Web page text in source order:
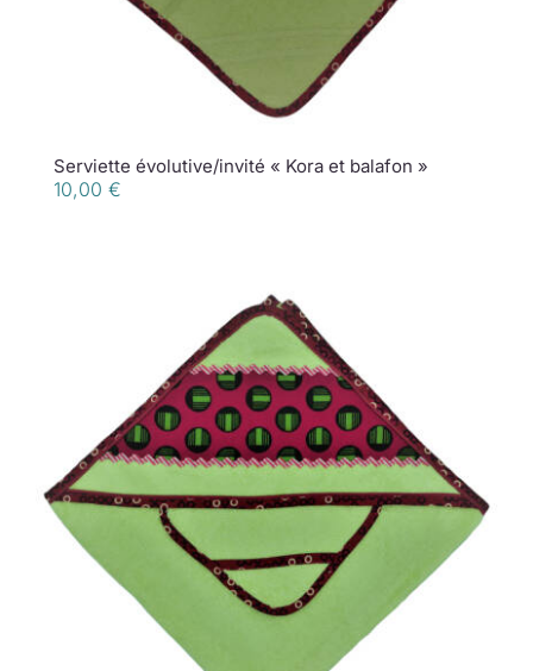
Serviette évolutive/invité « Kora et balafon »
10,00 €